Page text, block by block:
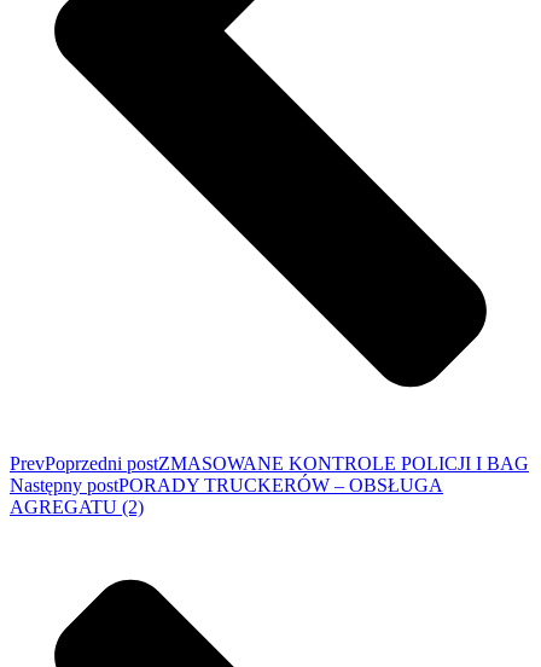
PrevPoprzedni postZMASOWANE KONTROLE POLICJI I BAG
Następny postPORADY TRUCKERÓW – OBSŁUGA
AGREGATU (2)